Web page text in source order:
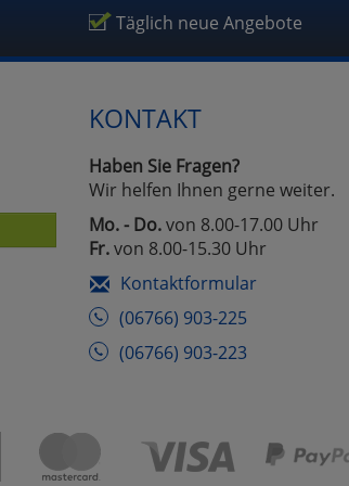
Täglich neue Angebote
KONTAKT
Haben Sie Fragen?
Wir helfen Ihnen gerne weiter.
Mo. - Do.von 8.00-17.00 Uhr
Fr.von 8.00-15.30 Uhr
Kontaktformular
(06766) 903-225
(06766) 903-223